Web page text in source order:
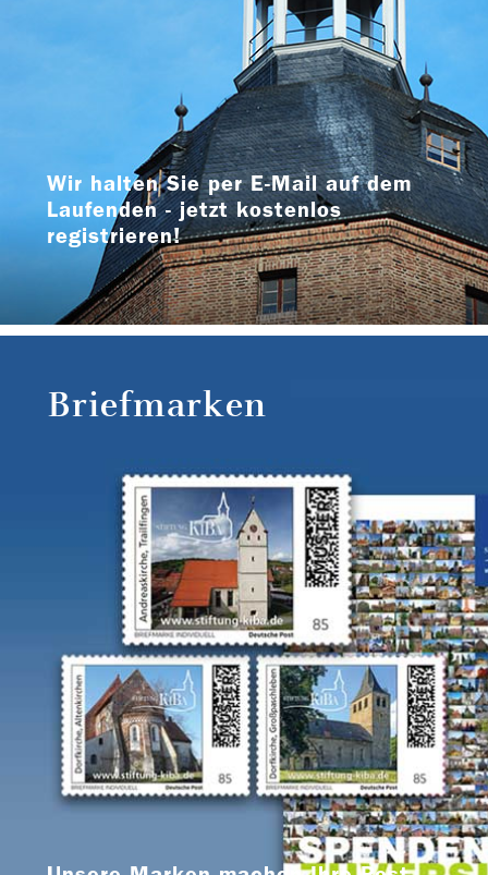
Wir halten Sie per E-Mail auf dem
Laufenden - jetzt kostenlos
registrieren!
Briefmarken